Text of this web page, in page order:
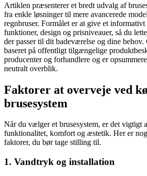
Artiklen præsenterer et bredt udvalg af
fra enkle løsninger til mere avancerede
regnbruser. Formålet er at give et
funktioner, design og prisniveauer, så du
der passer til dit badeværelse og dine
baseret på offentligt tilgængelige
producenter og forhandlere og er
neutralt overblik.
Faktorer at overveje ved
brusesystem
Når du vælger et brusesystem, er det vigtigt
funktionalitet, komfort og æstetik. Her er
faktorer, du bør tage stilling til.
1. Vandtryk og installation